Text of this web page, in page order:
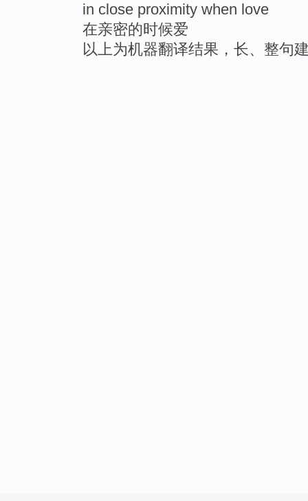
in close proximity when love
在亲密的时候爱
以上为机器翻译结果，长、整句